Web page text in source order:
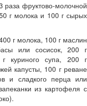
фруктово-молочной
г молока и 100 г сырых
г молока, 100 г маслин
или сосисок, 200 г
куриного супа, 200 г
капусты, 100 г реване
и сладкого перца или
из картофеля с